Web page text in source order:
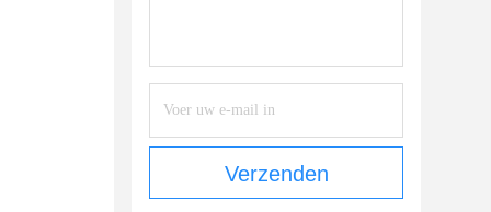
Verzenden